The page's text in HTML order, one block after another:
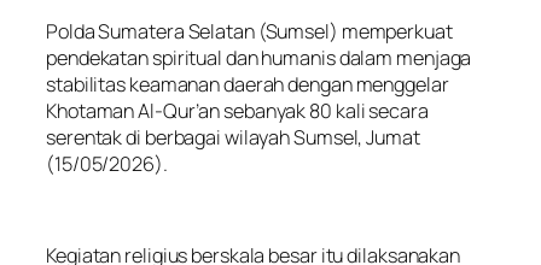
Polda Sumatera Selatan (Sumsel) memperkuat
pendekatan spiritual dan humanis dalam menjaga
stabilitas keamanan daerah dengan menggelar
Khotaman Al-Qur’an sebanyak 80 kali secara
serentak di berbagai wilayah Sumsel, Jumat
(15/05/2026).
Kegiatan religius berskala besar itu dilaksanakan